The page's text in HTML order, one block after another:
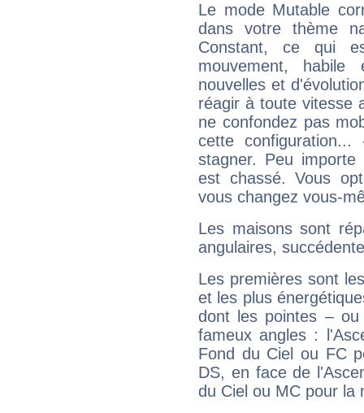
Le mode Mutable
dans votre thème
Constant, ce qui
mouvement, habile
nouvelles et
réagir à toute vitesse
ne confondez pas
cette
stagner. Peu
est chassé. Vous
vous changez vous-
Les maisons sont
angulaires,
Les premières sont
et les plus
dont les pointes –
fameux angles :
Fond du Ciel ou FC
DS, en face de
du Ciel ou MC pour la